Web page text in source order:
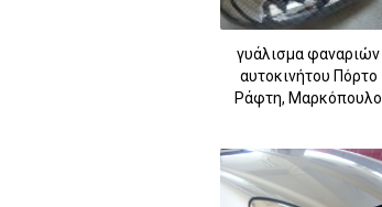
γυάλισμα φαναριών
αυτοκινήτου Πόρτο
Ράφτη, Μαρκόπουλο